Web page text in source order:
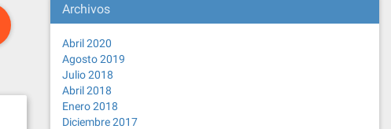
Archivos
Abril 2020
Agosto 2019
Julio 2018
Abril 2018
Enero 2018
Diciembre 2017